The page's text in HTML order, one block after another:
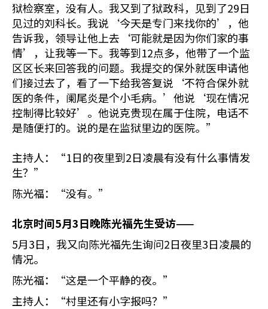
狱检察室，没有人。我又到了狱政科，见到了29日
见过的刘科长。我说‘今天是专门来找你的’，他
告诉我，领导让他上去‘可能就是因为你们家的事
情’，让我等一下。我等到12点多，他带了一个监
区区长来回答我的问题。我提交的保外就医申请他
们接过去了，看了一下给我答复说‘不符合保外就
医的条件，阑尾炎是个小毛病。’他说‘现在情况
控制得比较好’。他说克贵现在属于住院，电话不
是随便打的。说的是在监狱里边的医院。”
主持人：“1日的夜里到2日凌晨有没有什么事情发
生？”
陈光福：“没有。”
北京时间5月3日晚陈光福先生受访——
5月3日，我又向陈光福先生询问2日夜里3日凌晨的
情况。
陈光福：“这是一个平静的夜。”
主持人：“村里还有小字报吗？”